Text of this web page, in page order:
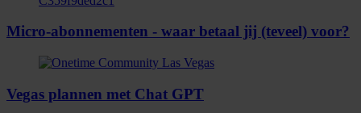
Micro-abonnementen - waar betaal jij (teveel) voor?
Vegas plannen met Chat GPT